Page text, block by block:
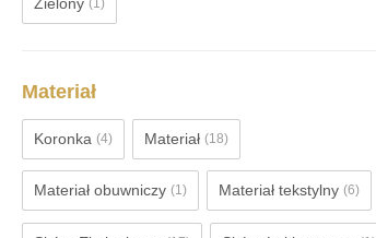
Materiał
Koronka (4) Materiał (18)
Materiał obuwniczy (1) Materiał tekstylny (6)